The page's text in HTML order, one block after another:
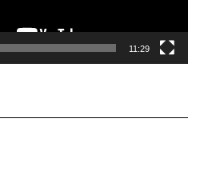
11:29